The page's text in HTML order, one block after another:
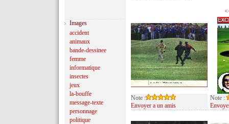
Images
accident
animaux
bande-dessinee
femme
informatique
insectes
jeux
la-bouffe
message-texte
personnage
politique
Note :
Envoyer a un amis
Note :